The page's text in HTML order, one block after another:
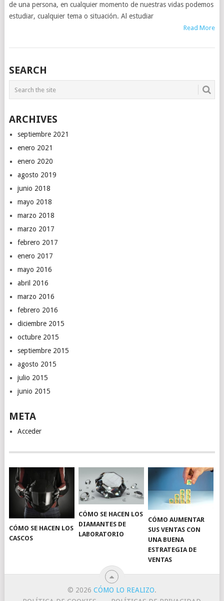
de una persona, en cualquier momento de nuestras vidas podemos
estudiar, cualquier tema o situación. Al estudiar
Read More
SEARCH
ARCHIVES
septiembre 2021
enero 2021
enero 2020
agosto 2019
junio 2018
mayo 2018
marzo 2018
marzo 2017
febrero 2017
enero 2017
mayo 2016
abril 2016
marzo 2016
febrero 2016
diciembre 2015
octubre 2015
septiembre 2015
agosto 2015
julio 2015
junio 2015
META
Acceder
CÓMO SE HACEN LOS
CASCOS
CÓMO SE HACEN LOS
DIAMANTES DE
LABORATORIO
CÓMO AUMENTAR
SUS VENTAS CON
UNA BUENA
ESTRATEGIA DE
VENTAS
© 2026 CÓMO LO REALIZO.